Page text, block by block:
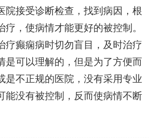
院接受诊断检查，找到病因，根
疗，使病情才能更好的被控制。
疗癫痫病时切勿盲目，及时治疗
是可以理解的，但是为了方便而
是不正规的医院，没有采用专业
能没有被控制，反而使病情不断